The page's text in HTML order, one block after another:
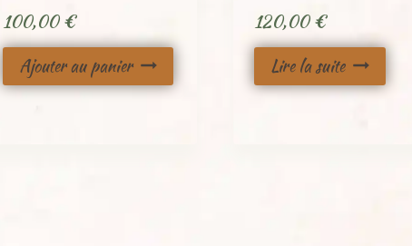
100,00€
Ajouter au panier
120,00€
Lire la suite